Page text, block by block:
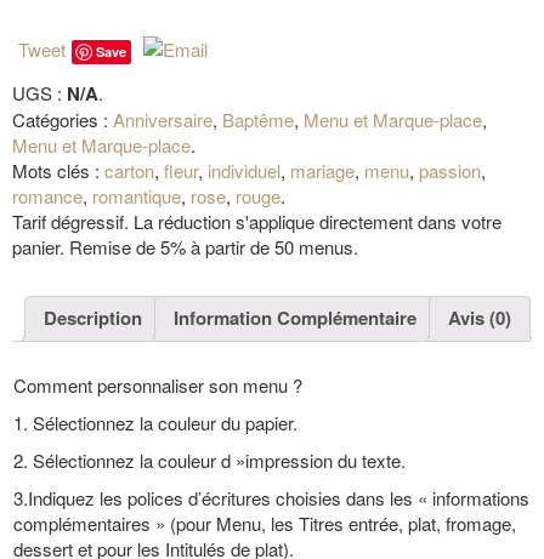
Tweet Save
UGS : N/A.
Catégories : Anniversaire, Baptême, Menu et Marque-place,
Menu et Marque-place.
Mots clés : carton, fleur, individuel, mariage, menu, passion,
romance, romantique, rose, rouge.
Tarif dégressif. La réduction s'applique directement dans votre
panier. Remise de 5% à partir de 50 menus.
Description Information Complémentaire Avis (0)
Comment personnaliser son menu ?
1. Sélectionnez la couleur du papier.
2. Sélectionnez la couleur d »impression du texte.
3.Indiquez les polices d’écritures choisies dans les « informations
complémentaires » (pour Menu, les Titres entrée, plat, fromage,
dessert et pour les Intitulés de plat).